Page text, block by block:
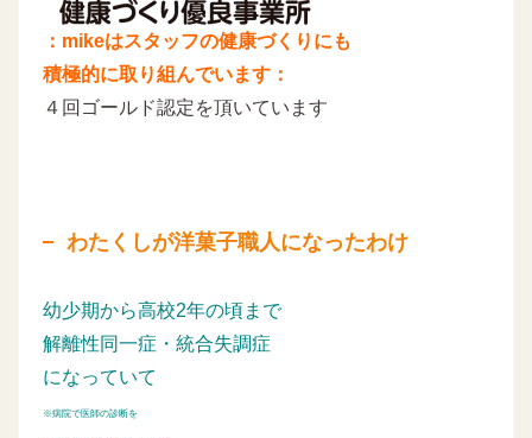
：mikeはスタッフの健康づくりにも
積極的に取り組んでいます：
４回ゴールド認定を頂いています
わたくしが洋菓子職人になったわけ
幼少期から高校2年の頃まで
解離性同一症・統合失調症
になっていて
※病院で医師の診断を